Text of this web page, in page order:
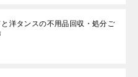
と洋タンスの不用品回収・処分ご